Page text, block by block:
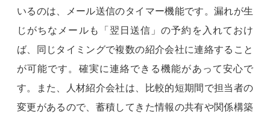
いるのは、メール送信のタイマー機能です。漏れが生
じがちなメールも「翌日送信」の予約を入れておけ
ば、同じタイミングで複数の紹介会社に連絡すること
が可能です。確実に連絡できる機能があって安心で
す。また、人材紹介会社は、比較的短期間で担当者の
変更があるので、蓄積してきた情報の共有や関係構築